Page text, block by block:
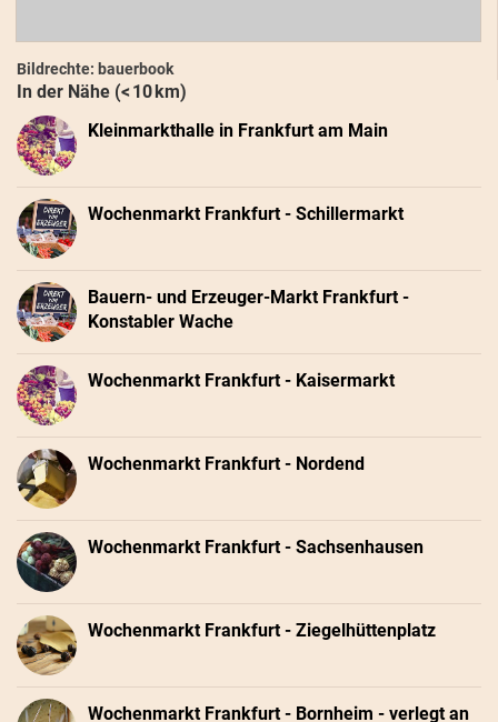
Bildrechte: bauerbook
In der Nähe (< 10 km)
Kleinmarkthalle in Frankfurt am Main
Wochenmarkt Frankfurt - Schillermarkt
Bauern- und Erzeuger-Markt Frankfurt -
Konstabler Wache
Wochenmarkt Frankfurt - Kaisermarkt
Wochenmarkt Frankfurt - Nordend
Wochenmarkt Frankfurt - Sachsenhausen
Wochenmarkt Frankfurt - Ziegelhüttenplatz
Wochenmarkt Frankfurt - Bornheim - verlegt an